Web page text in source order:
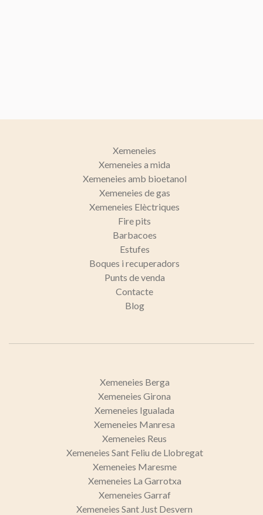
Xemeneies
Xemeneies a mida
Xemeneies amb bioetanol
Xemeneies de gas
Xemeneies Elèctriques
Fire pits
Barbacoes
Estufes
Boques i recuperadors
Punts de venda
Contacte
Blog
Xemeneies Berga
Xemeneies Girona
Xemeneies Igualada
Xemeneies Manresa
Xemeneies Reus
Xemeneies Sant Feliu de Llobregat
Xemeneies Maresme
Xemeneies La Garrotxa
Xemeneies Garraf
Xemeneies Sant Just Desvern